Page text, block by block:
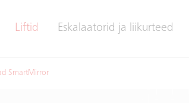
Liftid Eskalaatorid ja liikurteed
SmartMirror